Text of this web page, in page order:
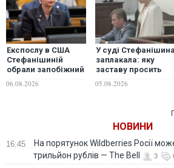
Експослу в США
Стефанішиній
обрали запобіжний
06.08.2026
У суді Стефанішина
заплакала: яку
заставу просить
05.08.2026
НОВИНИ
16:45
На порятунок Wildberries Росії
трильйон рублів — The Bell
3